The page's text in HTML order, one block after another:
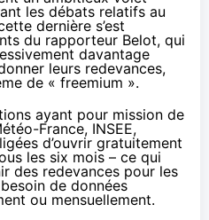
les débats relatifs au
dernière s’est
du rapporteur Belot, qui
davantage
leurs redevances,
de « freemium ».
ayant pour mission de
France, INSEE,
d’ouvrir gratuitement
les six mois – ce qui
des redevances pour les
de données
ou mensuellement.